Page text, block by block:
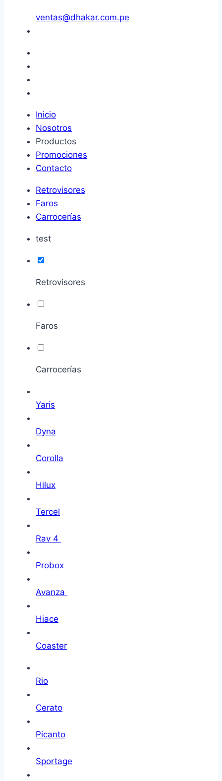
ventas@dhakar.com.pe
Inicio
Nosotros
Productos
Promociones
Contacto
Retrovisores
Faros
Carrocerías
test
Retrovisores
Faros
Carrocerías
Yaris
Dyna
Corolla
Hilux
Tercel
Rav 4
Probox
Avanza
Hiace
Coaster
Rio
Cerato
Picanto
Sportage